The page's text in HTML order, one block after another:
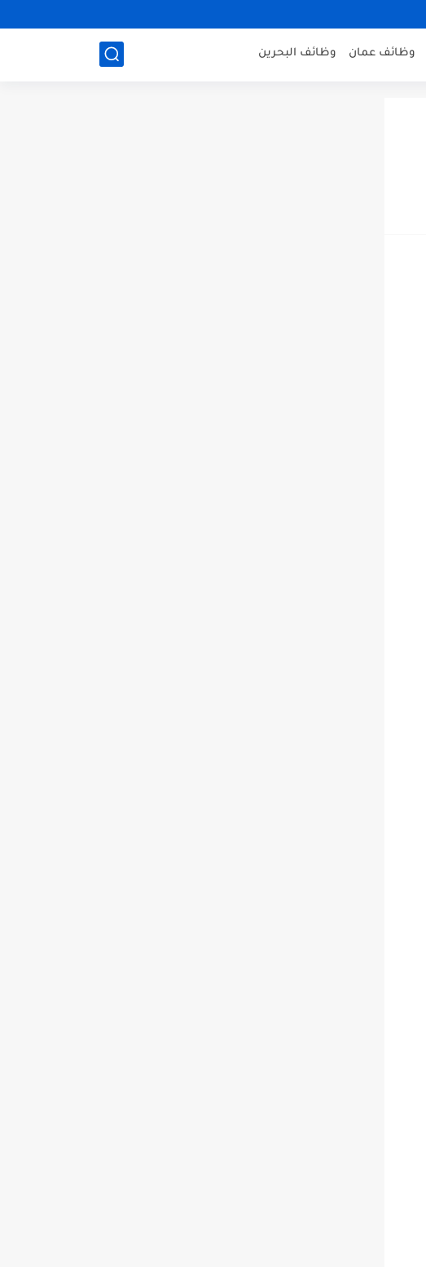
وظائف عمان وظائف البحرين